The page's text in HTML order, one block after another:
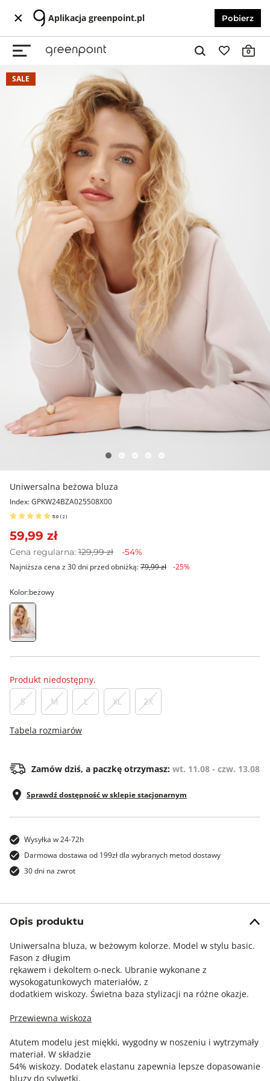
Aplikacja greenpoint.pl Pobierz
0
SALE
Uniwersalna beżowa bluza
Index: GPKW24BZA025508X00
5.0 ( 2 )
59,99 zł
Cena regularna: 129,99 zł -54%
Najniższa cena z 30 dni przed obniżką:79,99 zł -25%
Kolor:beżowy
Produkt niedostępny.
S
M L XL 2X
Tabela rozmiarów
Zamów dziś, a paczkę otrzymasz: wt. 11.08 - czw. 13.08
Sprawdź dostępność w sklepie stacjonarnym
Wysyłka w 24-72h
Darmowa dostawa od 199zł dla wybranych metod dostawy
30 dni na zwrot
Opis produktu
Uniwersalna bluza, w beżowym kolorze. Model w stylu basic.
Fason z długim
rękawem i dekoltem o-neck. Ubranie wykonane z
wysokogatunkowych materiałów, z
dodatkiem wiskozy. Świetna baza stylizacji na różne okazje.
Przewiewna wiskoza
Atutem modelu jest miękki, wygodny w noszeniu i wytrzymały
materiał. W składzie
54% wiskozy. Dodatek elastanu zapewnia lepsze dopasowanie
bluzy do sylwetki.